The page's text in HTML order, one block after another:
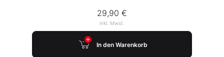
29,90 €
inkl. Mwst.
In den Warenkorb